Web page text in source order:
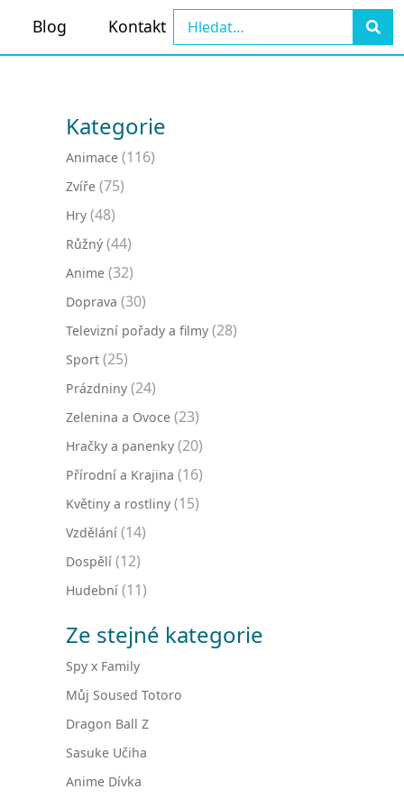
Blog Kontakt
Kategorie
Animace (116)
Zvíře (75)
Hry (48)
Růžný (44)
Anime (32)
Doprava (30)
Televizní pořady a filmy (28)
Sport (25)
Prázdniny (24)
Zelenina a Ovoce (23)
Hračky a panenky (20)
Přírodní a Krajina (16)
Květiny a rostliny (15)
Vzdělání (14)
Dospělí (12)
Hudební (11)
Ze stejné kategorie
Spy x Family
Můj Soused Totoro
Dragon Ball Z
Sasuke Učiha
Anime Dívka